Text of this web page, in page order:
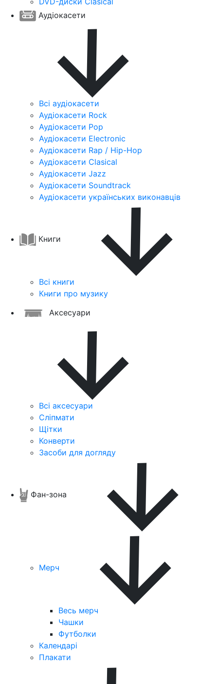
Аудіокасети
Всі аудіокасети
Аудіокасети Rock
Аудіокасети Pop
Аудіокасети Electronic
Аудіокасети Rap / Hip-Hop
Аудіокасети Clasical
Аудіокасети Jazz
Аудіокасети Soundtrack
Аудіокасети українських виконавців
Книги
Всі книги
Книги про музику
Аксесуари
Всі аксесуари
Сліпмати
Щітки
Конверти
Засоби для догляду
Фан-зона
Мерч
Весь мерч
Чашки
Футболки
Календарі
Плакати